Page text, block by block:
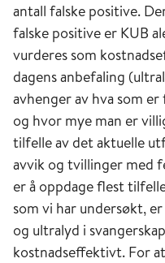
antall falske positive.
falske positive er KUB
vurderes som
dagens anbefaling
avhenger av hva som
og hvor mye man er
tilfelle av det aktuelle
avvik og tvillinger med
er å oppdage flest
som vi har undersøkt, er
og ultralyd i
kostnadseffektivt. For